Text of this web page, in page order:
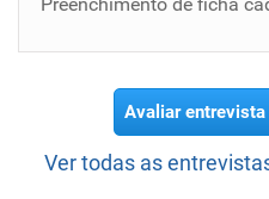
Avaliar entrevista
Ver todas as